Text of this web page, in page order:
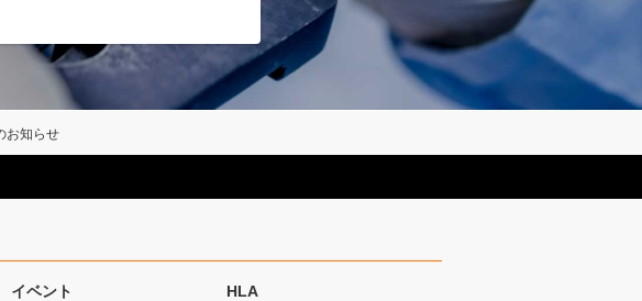
お知らせ
イベント HLA